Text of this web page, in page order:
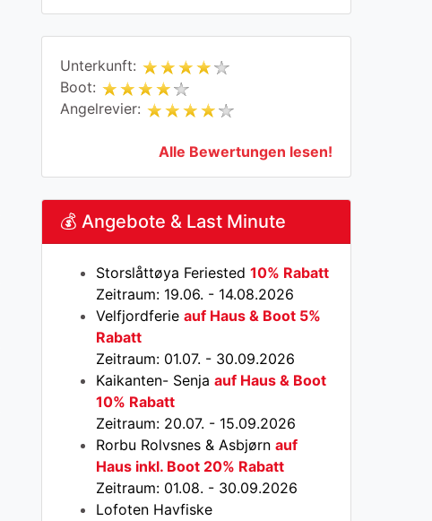
Unterkunft:
Boot:
Angelrevier:
Alle Bewertungen lesen!
💰 Angebote & Last Minute
Storslåttøya Feriested10% Rabatt
Zeitraum: 19.06. - 14.08.2026
Velfjordferieauf Haus & Boot 5%
Rabatt
Zeitraum: 01.07. - 30.09.2026
Kaikanten- Senjaauf Haus & Boot
10% Rabatt
Zeitraum: 20.07. - 15.09.2026
Rorbu Rolvsnes & Asbjørnauf
Haus inkl. Boot 20% Rabatt
Zeitraum: 01.08. - 30.09.2026
Lofoten Havfiske